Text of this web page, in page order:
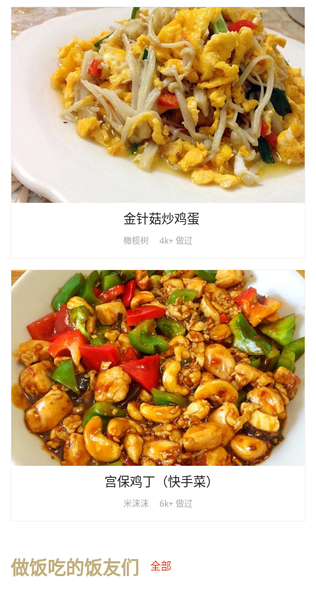
金针菇炒鸡蛋
橄榄树 4k+ 做过
宫保鸡丁（快手菜）
米沫沫 6k+ 做过
做饭吃的饭友们 全部